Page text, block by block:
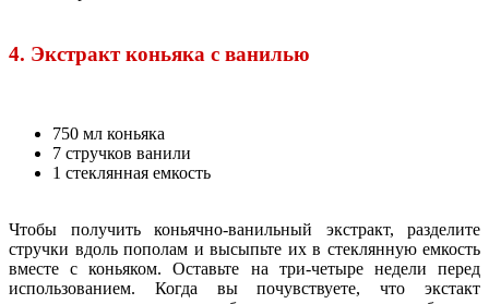
4. Экстракт коньяка с ванилью
750 мл коньяка
7 стручков ванили
1 стеклянная емкость
Чтобы получить коньячно-ванильный экстракт, разделите
стручки вдоль пополам и высыпьте их в стеклянную емкость
вместе с коньяком. Оставьте на три-четыре недели перед
использованием. Когда вы почувствуете, что экстакт